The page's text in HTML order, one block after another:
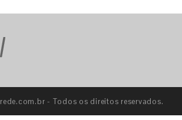
- Todos os direitos reservados.